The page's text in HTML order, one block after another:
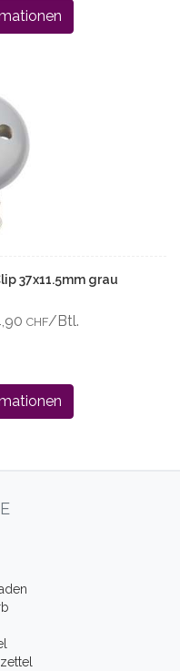
37x11.5mm grau
CHF/Btl.